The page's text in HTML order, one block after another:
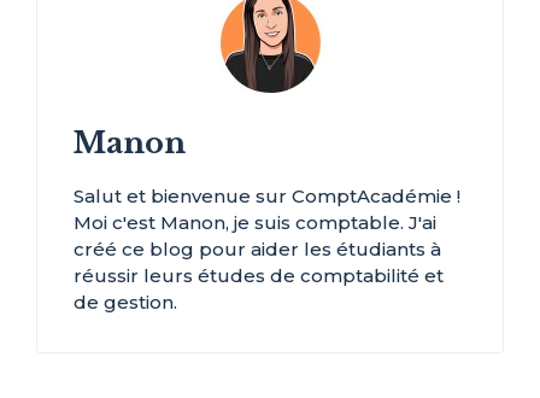
Manon
Salut et bienvenue sur ComptAcadémie !
Moi c'est Manon, je suis comptable. J'ai
créé ce blog pour aider les étudiants à
réussir leurs études de comptabilité et
de gestion.